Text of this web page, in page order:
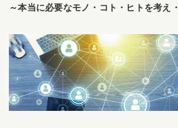
～本当に必要なモノ・コト・ヒトを考え